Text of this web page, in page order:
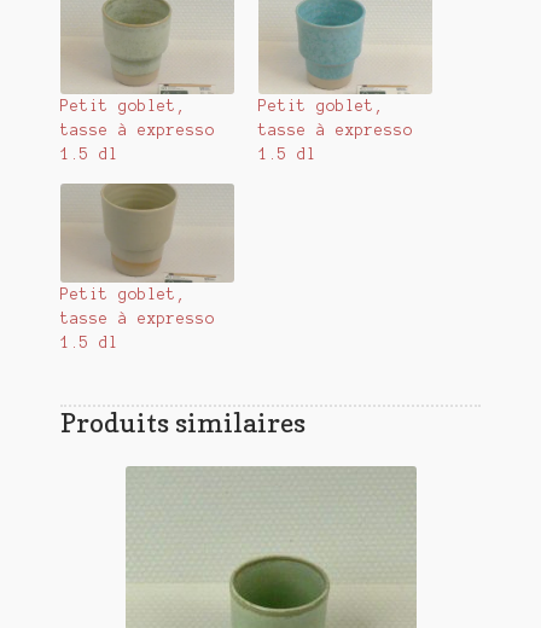
Petit goblet,
tasse à expresso
1.5 dl
Petit goblet,
tasse à expresso
1.5 dl
Petit goblet,
tasse à expresso
1.5 dl
Produits similaires